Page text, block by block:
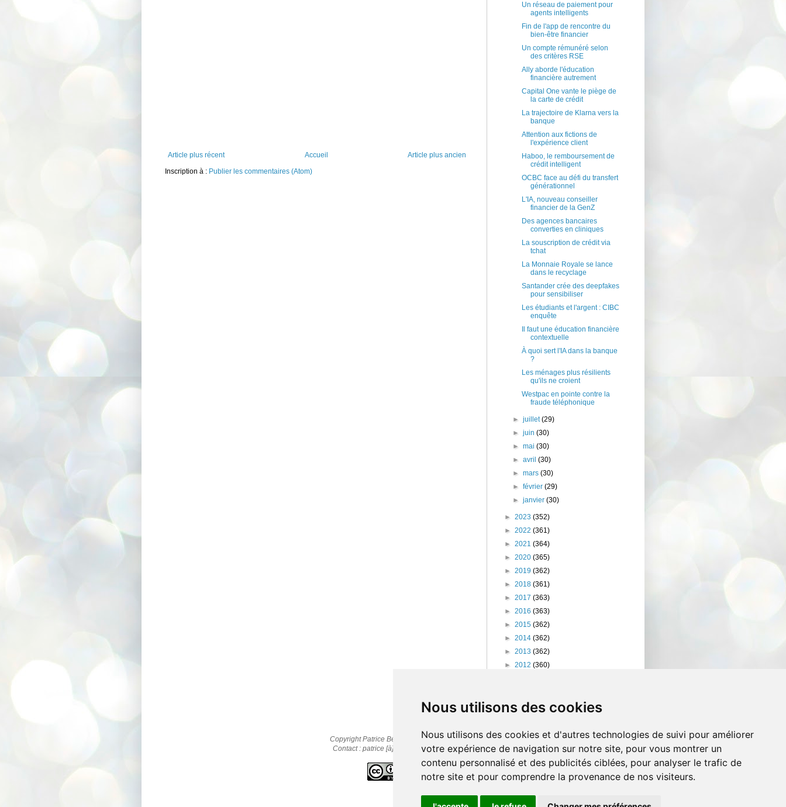
Nous utilisons des cookies
Nous utilisons des cookies et d'autres technologies de suivi pour améliorer
votre expérience de navigation sur notre site, pour vous montrer un
contenu personnalisé et des publicités ciblées, pour analyser le trafic de
notre site et pour comprendre la provenance de nos visiteurs.
Article plus récent Article plus ancien
Accueil
Inscription à : Publier les commentaires (Atom)
Un réseau de paiement pour
agents intelligents
Fin de l'app de rencontre du
bien-être financier
Un compte rémunéré selon
des critères RSE
Ally aborde l'éducation
financière autrement
Capital One vante le piège de
la carte de crédit
La trajectoire de Klarna vers la
banque
Attention aux fictions de
l'expérience client
Haboo, le remboursement de
crédit intelligent
OCBC face au défi du transfert
générationnel
L'IA, nouveau conseiller
financier de la GenZ
Des agences bancaires
converties en cliniques
La souscription de crédit via
tchat
La Monnaie Royale se lance
dans le recyclage
Santander crée des deepfakes
pour sensibiliser
Les étudiants et l'argent : CIBC
enquête
Il faut une éducation financière
contextuelle
À quoi sert l'IA dans la banque
?
Les ménages plus résilients
qu'ils ne croient
Westpac en pointe contre la
fraude téléphonique
►juillet(29)
►juin(30)
►mai(30)
►avril(30)
►mars(30)
►février(29)
►janvier(30)
► 2023 (352)
► 2022 (361)
► 2021 (364)
► 2020 (365)
► 2019 (362)
► 2018 (361)
► 2017 (363)
► 2016 (363)
► 2015 (362)
► 2014 (362)
► 2013 (362)
► 2012 (360)
Copyright Patrice Bernard © 2010-2025
Contact : patrice [à] cestpasmonidee.fr